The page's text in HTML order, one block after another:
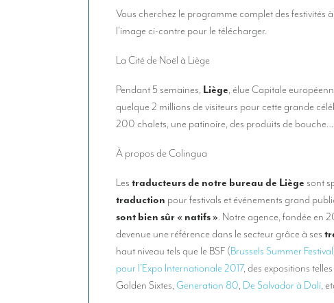
Vous cherchez le programme complet des festivités
l’image ci-contre pour le télécharger.
La Cité de Noël à Liège
Pendant 5 semaines, Liège, élue Capitale
quelque 2 millions de visiteurs pour cette grande
200 chalets, une patinoire, des produits de bouche…
À propos de Colingua
Lestraducteurs de notre bureau de Liège sont
traduction pour festivals et événements grand
sont bien sûr « natifs ». Notre agence, fondée en
devenue une référence dans le secteur grâce à ses
haut niveau tels que le BSF (Brussels Summer Festival
pour l’Expo Internationale 2017, des expositions
Golden Sixtes,Generation 80, De Salvador à Dalí,